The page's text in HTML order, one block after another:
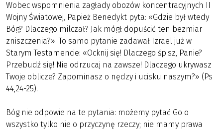
Wobec wspomnienia zagłady obozów koncentracyjnych II
Wojny Światowej, Papież Benedykt pyta: «Gdzie był wtedy
Bóg? Dlaczego milczał? Jak mógł dopuścić ten bezmiar
zniszczenia?». To samo pytanie zadawał Izrael już w
Starym Testamencie: «Ocknij się! Dlaczego śpisz, Panie?
Przebudź się! Nie odrzucaj na zawsze! Dlaczego ukrywasz
Twoje oblicze? Zapominasz o nędzy i ucisku naszym?» (Ps
44,24-25).
Bóg nie odpowie na te pytania: możemy pytać Go o
wszystko tylko nie o przyczynę rzeczy; nie mamy prawa